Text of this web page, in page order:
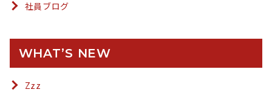
社員ブログ
WHAT’S NEW
Zzz